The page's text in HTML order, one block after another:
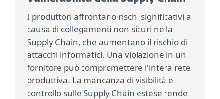
I produttori affrontano rischi significativi a
causa di collegamenti non sicuri nella
Supply Chain, che aumentano il rischio di
attacchi informatici. Una violazione in un
fornitore può compromettere l'intera rete
produttiva. La mancanza di visibilità e
controllo sulle Supply Chain estese rende